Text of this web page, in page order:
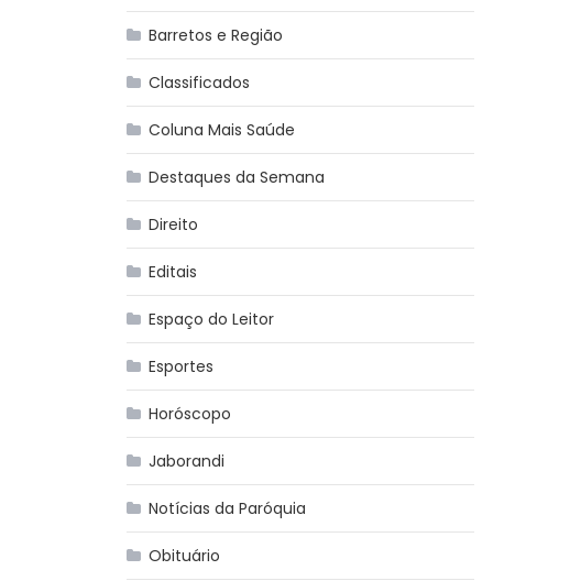
Barretos e Região
Classificados
Coluna Mais Saúde
Destaques da Semana
Direito
Editais
Espaço do Leitor
Esportes
Horóscopo
Jaborandi
Notícias da Paróquia
Obituário